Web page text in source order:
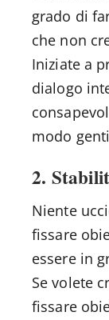
grado di
che non
Iniziate a
dialogo
modo
2.
Niente
fissare
essere in
Se volete
fissare